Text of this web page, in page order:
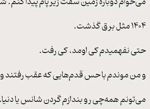
۱۴۰۴ مثل برق گذشت.
حتی نفهمیدم کی اومد، کی رفت.
و من موندم با حس قدم‌هایی که عقب
می‌تونم همه‌چی رو بندازم گردن شانس یا